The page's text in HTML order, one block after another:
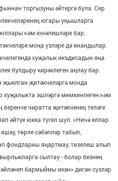
торгызуны әйтергә була. Сер
югары уңышларга
юллары һәм юнәлешләре бар.
моңа үзләре дә инандылар.
хуҗалык икъдисадын яңа
булдыру кирәклеген аңлау бар.
җитәкчеләргә монда
эшләргә мөмкинлеген һәм
чиратта җитәкченең теләге
әйтүе юкка түгел шул. «Ничә еллар
төрле сәбәпләр табып,
фондларны яңартмау, төзелеш алып
сылтау - болар безнең
бармыймы икән» дигән сүзләр